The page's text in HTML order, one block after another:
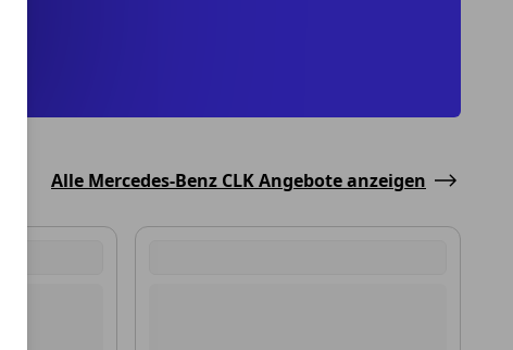
Alle Mercedes-Benz CLK Angebote anzeigen